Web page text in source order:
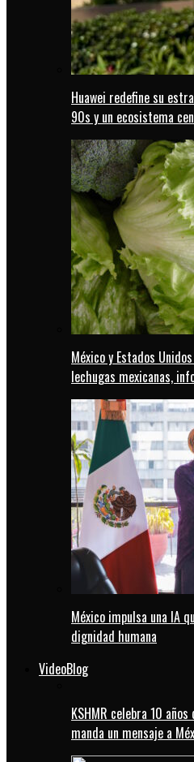
Huawei redefine su
90s y un ecosistema
México y Estados
lechugas mexicanas,
México impulsa una IA
dignidad humana
VideoBlog
KSHMR celebra 10
manda un mensaje a